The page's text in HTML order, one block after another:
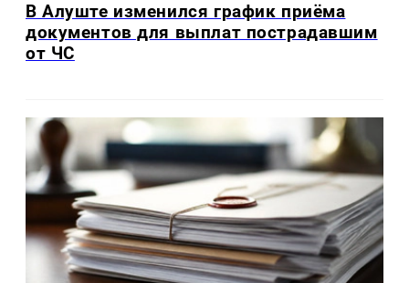
В Алуште изменился график приёма
документов для выплат пострадавшим
от ЧС